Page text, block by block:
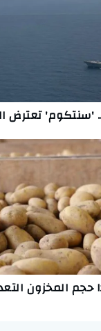
'سنتكوم' تعترض
حجم المخزون